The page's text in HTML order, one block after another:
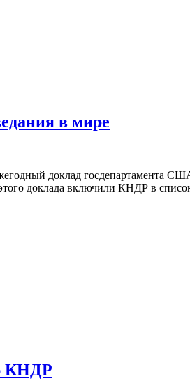
в мире
доклад госдепартамента
доклада включили КНДР в список
КНДР